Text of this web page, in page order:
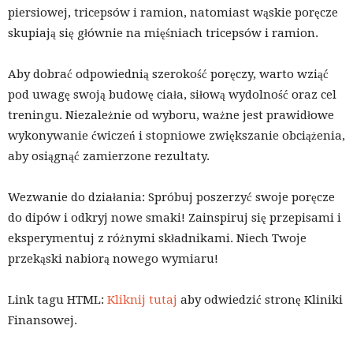
piersiowej, tricepsów i ramion, natomiast wąskie poręcze
skupiają się głównie na mięśniach tricepsów i ramion.
Aby dobrać odpowiednią szerokość poręczy, warto wziąć
pod uwagę swoją budowę ciała, siłową wydolność oraz cel
treningu. Niezależnie od wyboru, ważne jest prawidłowe
wykonywanie ćwiczeń i stopniowe zwiększanie obciążenia,
aby osiągnąć zamierzone rezultaty.
Wezwanie do działania: Spróbuj poszerzyć swoje poręcze
do dipów i odkryj nowe smaki! Zainspiruj się przepisami i
eksperymentuj z różnymi składnikami. Niech Twoje
przekąski nabiorą nowego wymiaru!
Link tagu HTML: Kliknij tutaj aby odwiedzić stronę Kliniki
Finansowej.